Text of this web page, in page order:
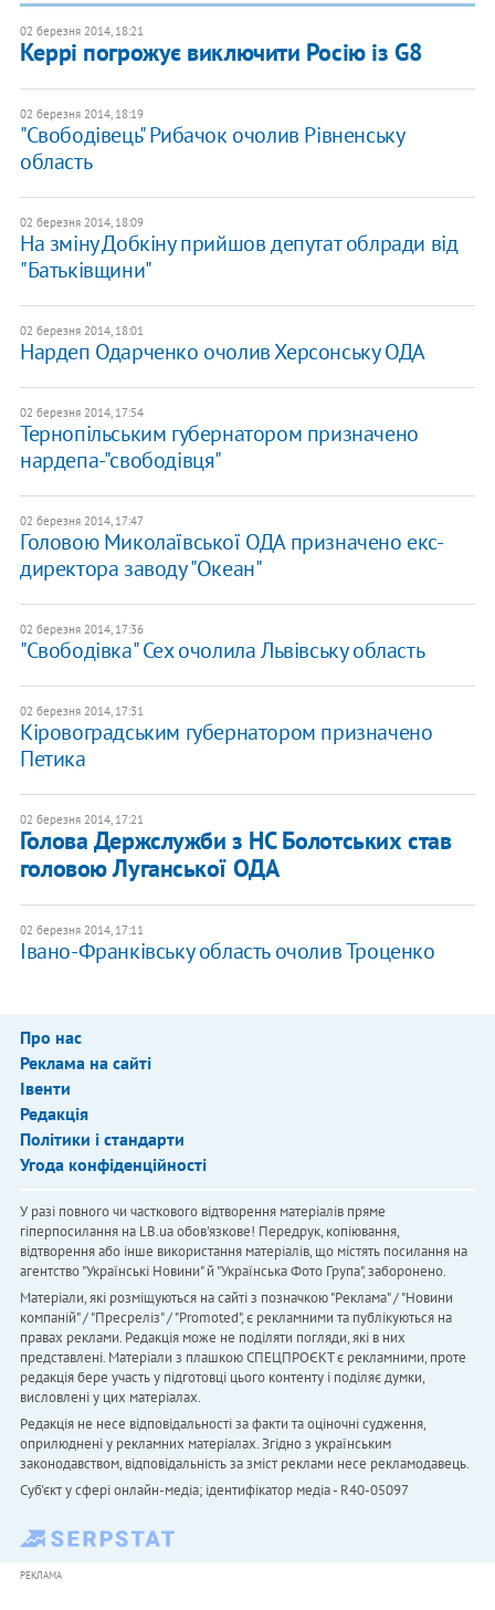
02 березня 2014, 18:21
Керрі погрожує виключити Росію із G8
02 березня 2014, 18:19
"Свободівець" Рибачок очолив Рівненську
область
02 березня 2014, 18:09
На зміну Добкіну прийшов депутат облради від
"Батьківщини"
02 березня 2014, 18:01
Нардеп Одарченко очолив Херсонську ОДА
02 березня 2014, 17:54
Тернопільським губернатором призначено
нардепа-"свободівця"
02 березня 2014, 17:47
Головою Миколаївської ОДА призначено екс-
директора заводу "Океан"
02 березня 2014, 17:36
"Свободівка" Сех очолила Львівську область
02 березня 2014, 17:31
Кіровоградським губернатором призначено
Петика
02 березня 2014, 17:21
Голова Держслужби з НС Болотських став
головою Луганської ОДА
02 березня 2014, 17:11
Івано-Франківську область очолив Троценко
Про нас
Реклама на сайті
Івенти
Редакція
Політики і стандарти
Угода конфіденційності
У разі повного чи часткового відтворення матеріалів пряме
гіперпосилання на LB.ua обов'язкове! Передрук, копіювання,
відтворення або інше використання матеріалів, що містять посилання на
агентство "Українськi Новини" й "Українська Фото Група", заборонено.
Матеріали, які розміщуються на сайті з позначкою "Реклама" / "Новини
компаній" / "Пресреліз" / "Promoted", є рекламними та публікуються на
правах реклами. Редакція може не поділяти погляди, які в них
представлені. Матеріали з плашкою СПЕЦПРОЄКТ є рекламними, проте
редакція бере участь у підготовці цього контенту і поділяє думки,
висловлені у цих матеріалах.
Редакція не несе відповідальності за факти та оціночні судження,
оприлюднені у рекламних матеріалах. Згідно з українським
законодавством, відповідальність за зміст реклами несе рекламодавець.
Cуб'єкт у сфері онлайн-медіа; ідентифікатор медіа - R40-05097
РЕКЛАМА